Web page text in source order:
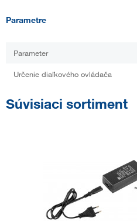
Parametre
Parameter
Určenie diaľkového ovládača
Súvisiaci sortiment